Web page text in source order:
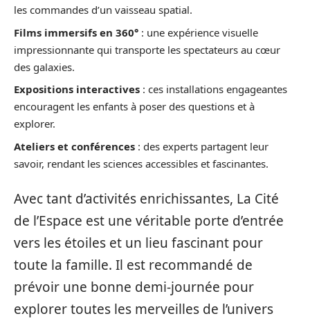
les commandes d’un vaisseau spatial.
Films immersifs en 360° : une expérience visuelle
impressionnante qui transporte les spectateurs au cœur
des galaxies.
Expositions interactives : ces installations engageantes
encouragent les enfants à poser des questions et à
explorer.
Ateliers et conférences : des experts partagent leur
savoir, rendant les sciences accessibles et fascinantes.
Avec tant d’activités enrichissantes, La Cité
de l’Espace est une véritable porte d’entrée
vers les étoiles et un lieu fascinant pour
toute la famille. Il est recommandé de
prévoir une bonne demi-journée pour
explorer toutes les merveilles de l’univers